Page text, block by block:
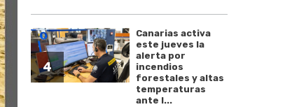
4
Canarias activa
este jueves la
alerta por
incendios
forestales y altas
temperaturas
ante l...